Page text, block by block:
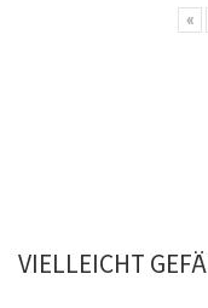
«
VIELLEICHT